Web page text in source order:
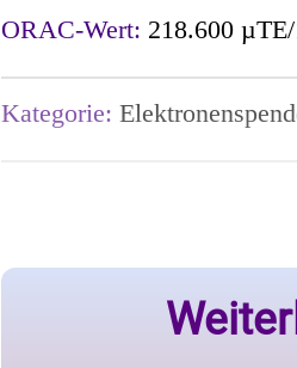
ORAC-Wert: 218.600
Kategorie: